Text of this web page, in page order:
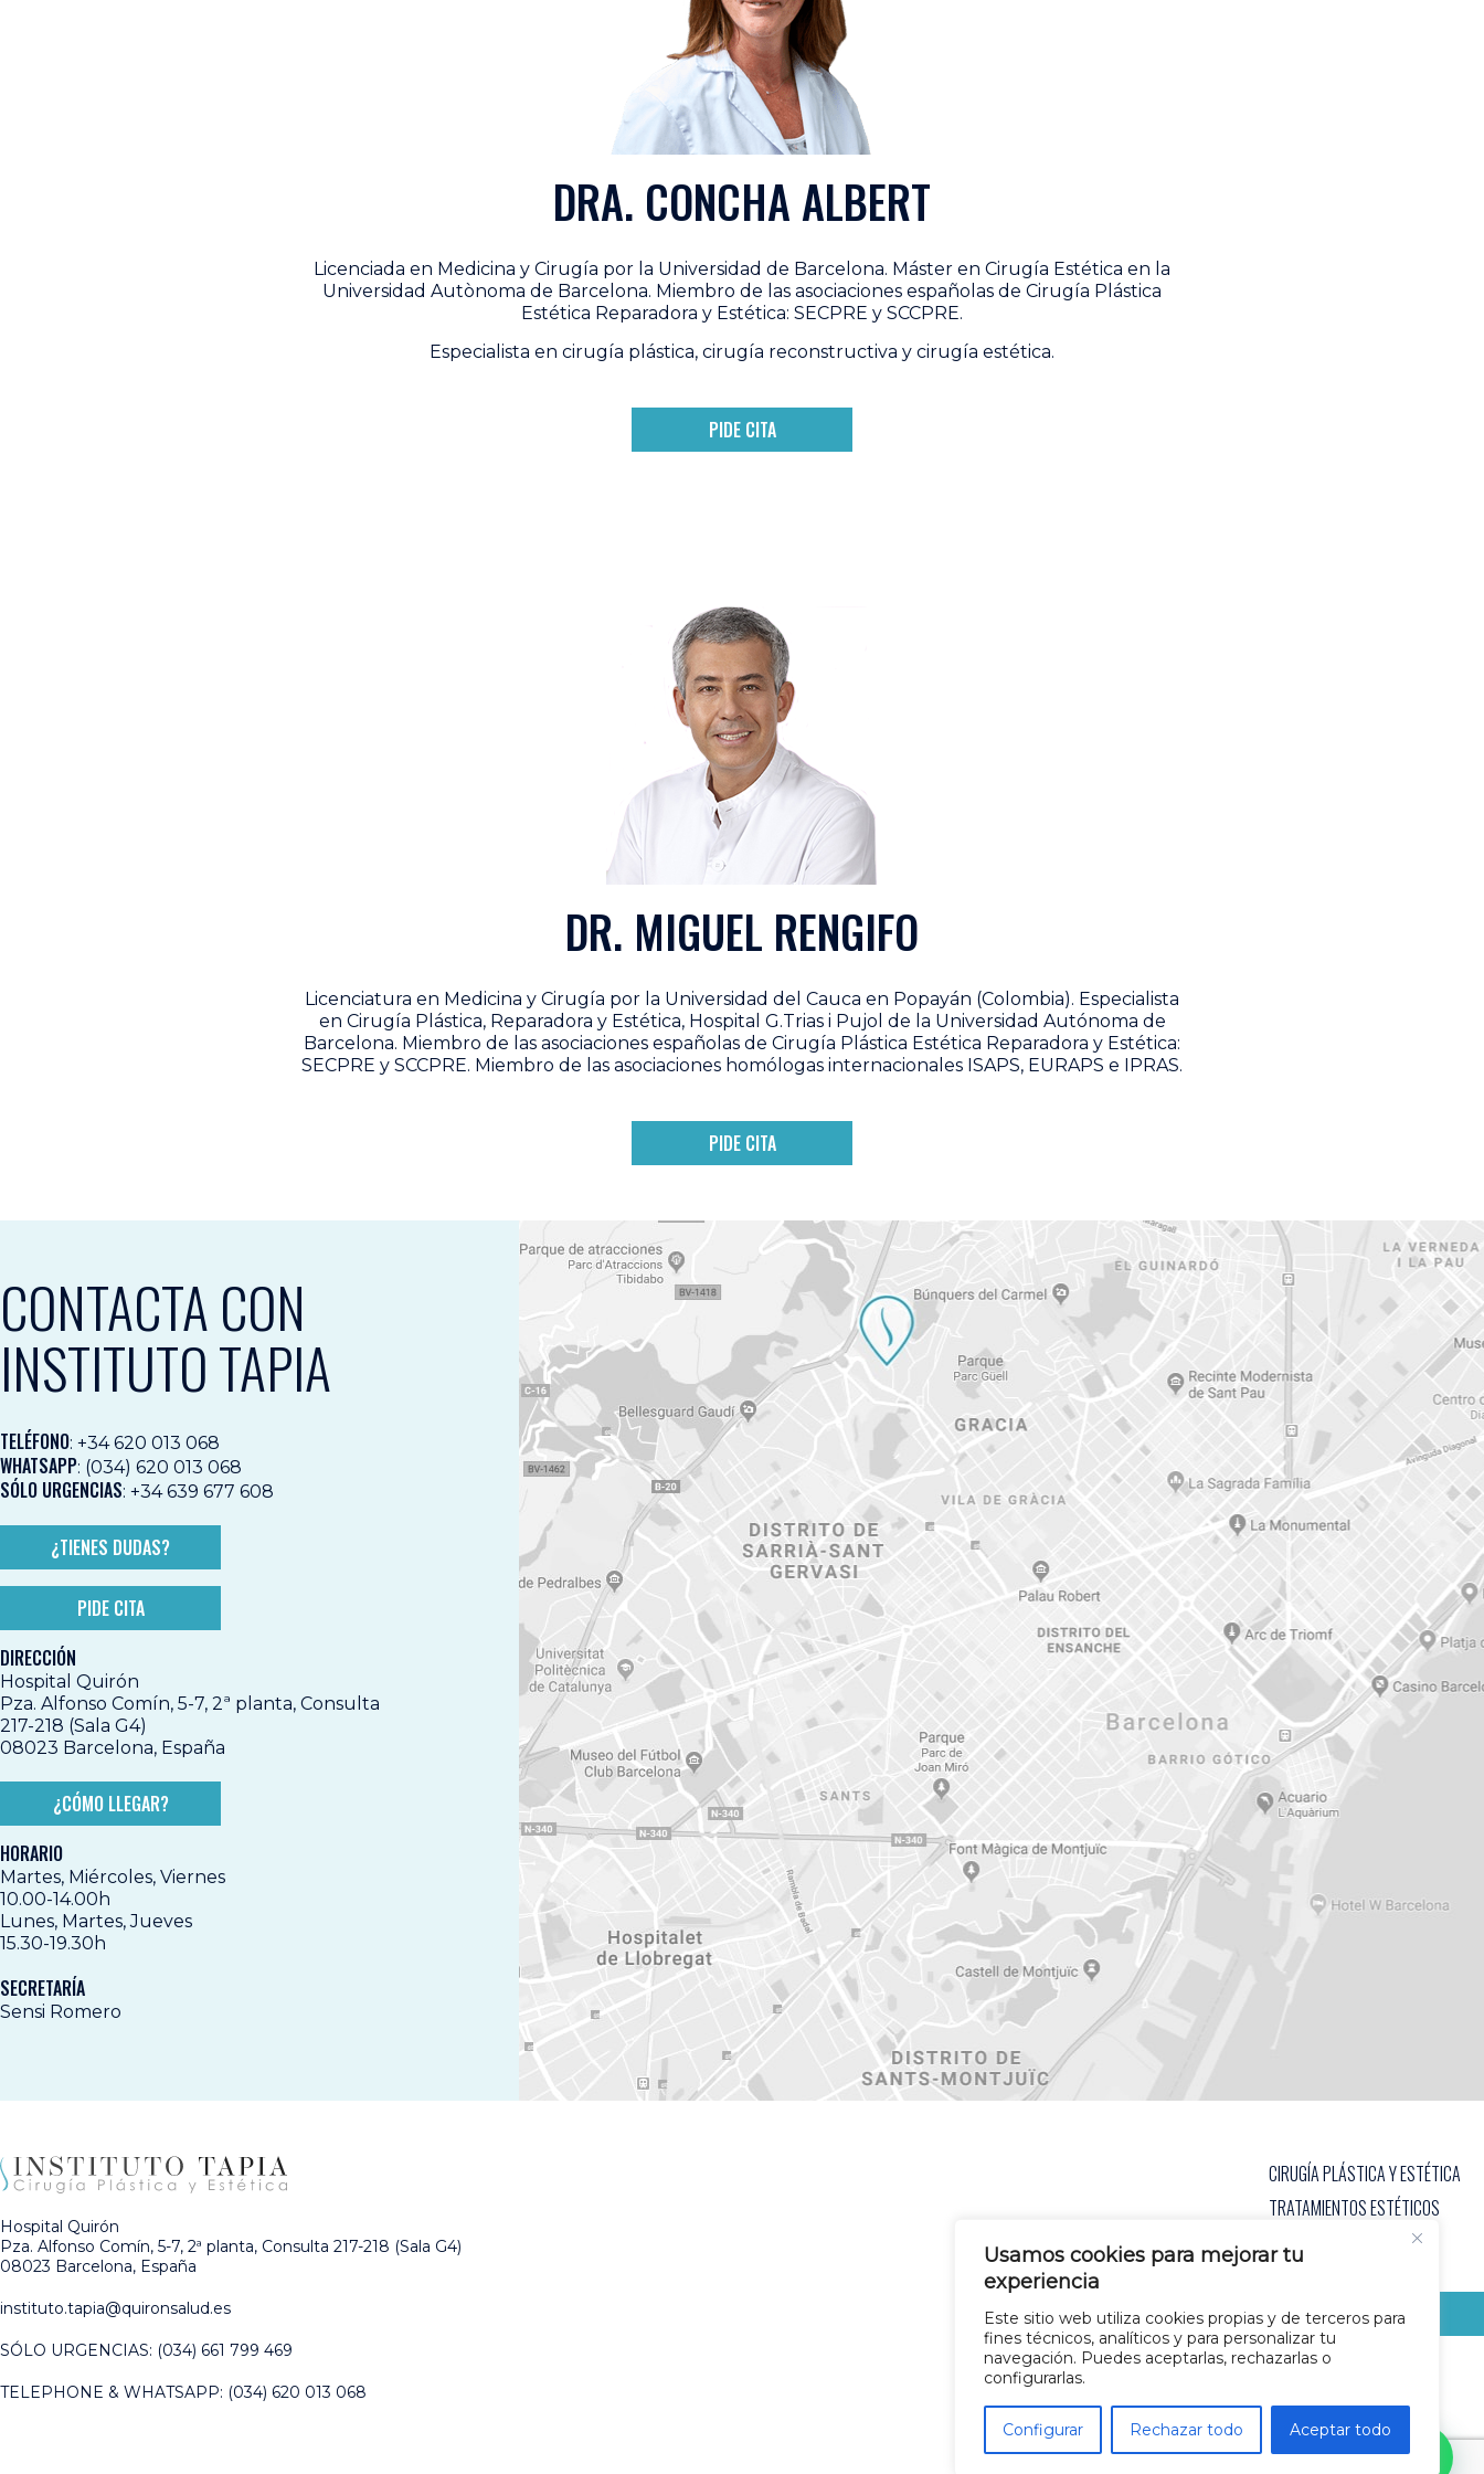
Usamos cookies para mejorar tu
experiencia
Este sitio web utiliza cookies propias y de terceros para
fines técnicos, analíticos y para personalizar tu
navegación. Puedes aceptarlas, rechazarlas o
configurarlas.
Configurar Rechazar todo Aceptar todo
DRA. CONCHA ALBERT
Licenciada en Medicina y Cirugía por la Universidad de Barcelona. Máster en Cirugía Estética en la
Universidad Autònoma de Barcelona. Miembro de las asociaciones españolas de Cirugía Plástica
Estética Reparadora y Estética: SECPRE y SCCPRE.
Especialista en cirugía plástica, cirugía reconstructiva y cirugía estética.
PIDE CITA
DR. MIGUEL RENGIFO
Licenciatura en Medicina y Cirugía por la Universidad del Cauca en Popayán (Colombia). Especialista
en Cirugía Plástica, Reparadora y Estética, Hospital G.Trias i Pujol de la Universidad Autónoma de
Barcelona. Miembro de las asociaciones españolas de Cirugía Plástica Estética Reparadora y Estética:
SECPRE y SCCPRE. Miembro de las asociaciones homólogas internacionales ISAPS, EURAPS e IPRAS.
PIDE CITA
CONTACTA CON
INSTITUTO TAPIA
TELÉFONO: +34 620 013 068
WHATSAPP: (034) 620 013 068
SÓLO URGENCIAS: +34 639 677 608
¿TIENES DUDAS?
PIDE CITA
DIRECCIÓN
Hospital Quirón
Pza. Alfonso Comín, 5-7, 2ª planta, Consulta
217-218 (Sala G4)
08023 Barcelona, España
¿CÓMO LLEGAR?
HORARIO
Martes, Miércoles, Viernes
10.00-14.00h
Lunes, Martes, Jueves
15.30-19.30h
SECRETARÍA
Sensi Romero
Hospital Quirón
Pza. Alfonso Comín, 5-7, 2ª planta, Consulta 217-218 (Sala G4)
08023 Barcelona, España
instituto.tapia@quironsalud.es
SÓLO URGENCIAS: (034) 661 799 469
TELEPHONE & WHATSAPP: (034) 620 013 068
CIRUGÍA PLÁSTICA Y ESTÉTICA
TRATAMIENTOS ESTÉTICOS
EQUIPO MÉDICO
PIDE CITA